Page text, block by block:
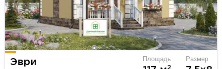
Эври Площадь
2
Размер